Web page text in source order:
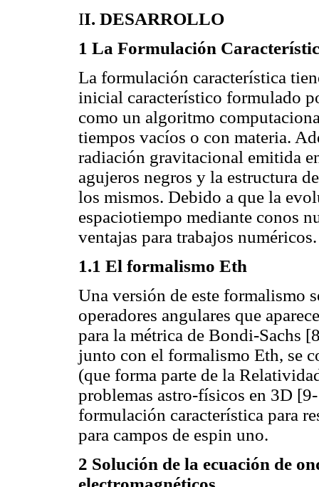
II. DESARROLLO
1 La Formulación
La formulación característica
inicial característico formulado
como un algoritmo
tiempos vacíos o con materia.
radiación gravitacional emitida
agujeros negros y la estructura
los mismos. Debido a que la
espaciotiempo mediante conos
ventajas para trabajos numéricos.
1.1 El formalismo Eth
Una versión de este formalismo
operadores angulares que
para la métrica de Bondi-Sachs
junto con el formalismo Eth, se
(que forma parte de la
problemas astro-físicos en 3D
formulación característica para
para campos de espin uno.
2 Solución de la ecuación de